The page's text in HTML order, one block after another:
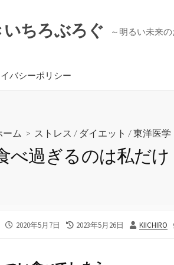
いちろぶろぐ ～明るい未来
バシーポリシー
ーム > ストレス / ダイエット /東洋医学
べ過ぎるのは私だけ
公
2020年5月7日
最
2023年5月26日
投
KIICHIRO